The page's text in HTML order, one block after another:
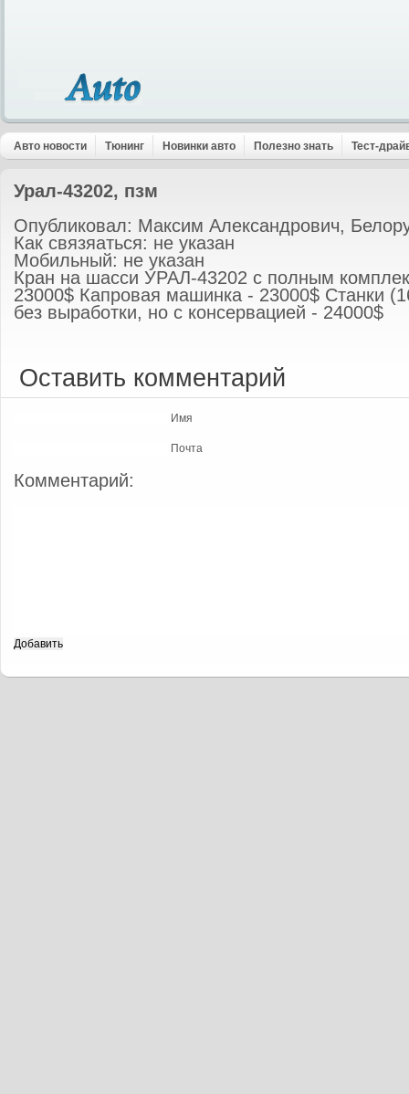
Авто новости Тюнинг Новинки авто Полезно знать Тест-
Урал-43202, пзм
Опубликовал: Максим Александрович,
Как связяаться: не указан
Мобильный: не указан
Кран на шасси УРАЛ-43202 с полным
23000$ Капровая машинка - 23000$ Станки
без выработки, но с консервацией - 24000$
Оставить комментарий
Имя
Почта
Комментарий: